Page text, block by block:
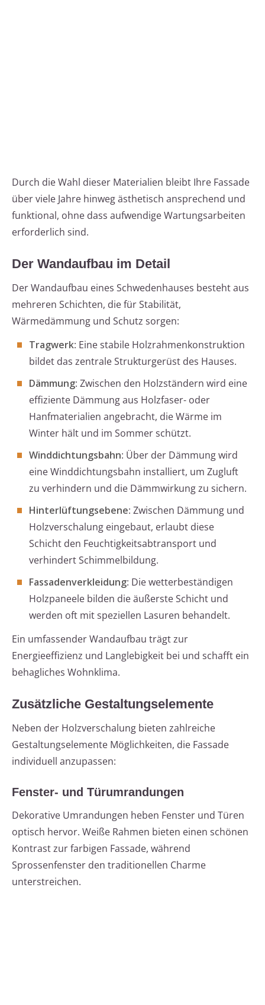
Durch die Wahl dieser Materialien bleibt Ihre Fassade
über viele Jahre hinweg ästhetisch ansprechend und
funktional, ohne dass aufwendige Wartungsarbeiten
erforderlich sind.
Der Wandaufbau im Detail
Der Wandaufbau eines Schwedenhauses besteht aus
mehreren Schichten, die für Stabilität,
Wärmedämmung und Schutz sorgen:
Tragwerk: Eine stabile Holzrahmenkonstruktion
bildet das zentrale Strukturgerüst des Hauses.
Dämmung: Zwischen den Holzständern wird eine
effiziente Dämmung aus Holzfaser- oder
Hanfmaterialien angebracht, die Wärme im
Winter hält und im Sommer schützt.
Winddichtungsbahn: Über der Dämmung wird
eine Winddichtungsbahn installiert, um Zugluft
zu verhindern und die Dämmwirkung zu sichern.
Hinterlüftungsebene: Zwischen Dämmung und
Holzverschalung eingebaut, erlaubt diese
Schicht den Feuchtigkeitsabtransport und
verhindert Schimmelbildung.
Fassadenverkleidung: Die wetterbeständigen
Holzpaneele bilden die äußerste Schicht und
werden oft mit speziellen Lasuren behandelt.
Ein umfassender Wandaufbau trägt zur
Energieeffizienz und Langlebigkeit bei und schafft ein
behagliches Wohnklima.
Zusätzliche Gestaltungselemente
Neben der Holzverschalung bieten zahlreiche
Gestaltungselemente Möglichkeiten, die Fassade
individuell anzupassen:
Fenster- und Türumrandungen
Dekorative Umrandungen heben Fenster und Türen
optisch hervor. Weiße Rahmen bieten einen schönen
Kontrast zur farbigen Fassade, während
Sprossenfenster den traditionellen Charme
unterstreichen.